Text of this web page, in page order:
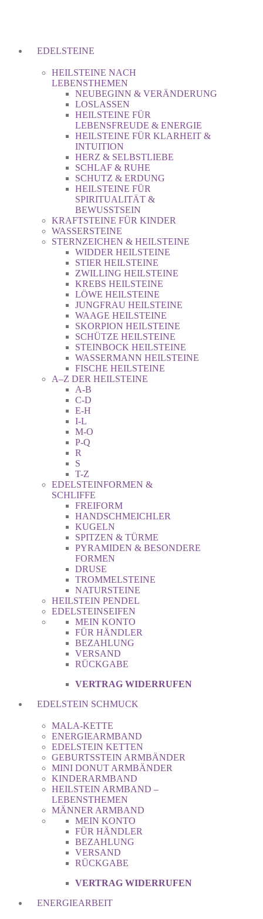
EDELSTEINE
HEILSTEINE NACH
LEBENSTHEMEN
NEUBEGINN & VERÄNDERUNG
LOSLASSEN
HEILSTEINE FÜR
LEBENSFREUDE & ENERGIE
HEILSTEINE FÜR KLARHEIT &
INTUITION
HERZ & SELBSTLIEBE
SCHLAF & RUHE
SCHUTZ & ERDUNG
HEILSTEINE FÜR
SPIRITUALITÄT &
BEWUSSTSEIN
KRAFTSTEINE FÜR KINDER
WASSERSTEINE
STERNZEICHEN & HEILSTEINE
WIDDER HEILSTEINE
STIER HEILSTEINE
ZWILLING HEILSTEINE
KREBS HEILSTEINE
LÖWE HEILSTEINE
JUNGFRAU HEILSTEINE
WAAGE HEILSTEINE
SKORPION HEILSTEINE
SCHÜTZE HEILSTEINE
STEINBOCK HEILSTEINE
WASSERMANN HEILSTEINE
FISCHE HEILSTEINE
A–Z DER HEILSTEINE
A-B
C-D
E-H
I-L
M-O
P-Q
R
S
T-Z
EDELSTEINFORMEN &
SCHLIFFE
FREIFORM
HANDSCHMEICHLER
KUGELN
SPITZEN & TÜRME
PYRAMIDEN & BESONDERE
FORMEN
DRUSE
TROMMELSTEINE
NATURSTEINE
HEILSTEIN PENDEL
EDELSTEINSEIFEN
MEIN KONTO
FÜR HÄNDLER
BEZAHLUNG
VERSAND
RÜCKGABE
VERTRAG WIDERRUFEN
EDELSTEIN SCHMUCK
MALA-KETTE
ENERGIEARMBAND
EDELSTEIN KETTEN
GEBURTSSTEIN ARMBÄNDER
MINI DONUT ARMBÄNDER
KINDERARMBAND
HEILSTEIN ARMBAND –
LEBENSTHEMEN
MÄNNER ARMBAND
MEIN KONTO
FÜR HÄNDLER
BEZAHLUNG
VERSAND
RÜCKGABE
VERTRAG WIDERRUFEN
ENERGIEARBEIT